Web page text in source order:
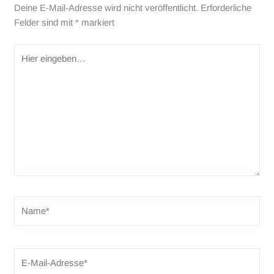
Deine E-Mail-Adresse wird nicht veröffentlicht. Erforderliche
Felder sind mit* markiert
eingeben…
Mail-